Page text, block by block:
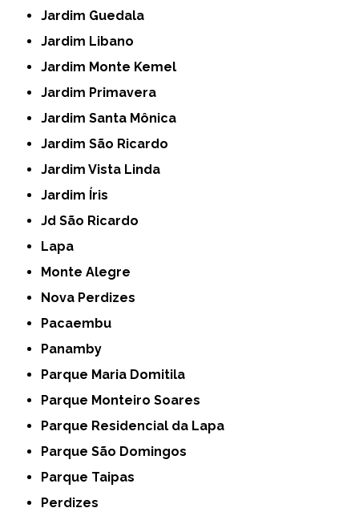
Jardim Guedala
Jardim Libano
Jardim Monte Kemel
Jardim Primavera
Jardim Santa Mônica
Jardim São Ricardo
Jardim Vista Linda
Jardim Íris
Jd São Ricardo
Lapa
Monte Alegre
Nova Perdizes
Pacaembu
Panamby
Parque Maria Domitila
Parque Monteiro Soares
Parque Residencial da Lapa
Parque São Domingos
Parque Taipas
Perdizes